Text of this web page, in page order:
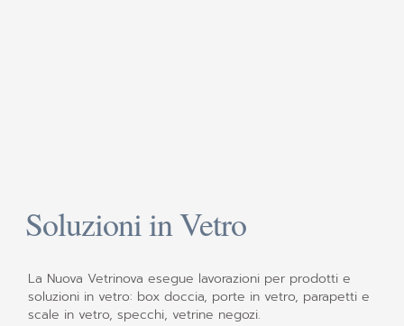
Soluzioni in Vetro
La Nuova Vetrinova esegue lavorazioni per prodotti e
soluzioni in vetro: box doccia, porte in vetro, parapetti e
scale in vetro, specchi, vetrine negozi.